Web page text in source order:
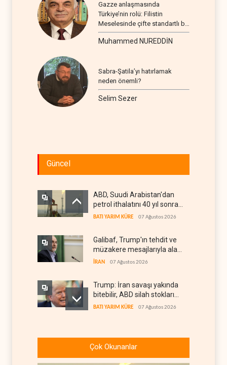
Gazze anlaşmasında
Türkiye’nin rolü: Filistin
Meselesinde çifte standartlı bir
seyir
Muhammed NUREDDİN
Sabra-Şatila’yı hatırlamak
neden önemli?
Selim Sezer
Güncel
ABD, Suudi Arabistan'dan
petrol ithalatını 40 yıl sonra
ilk kez durdurdu
BATI YARIM KÜRE 07 Ağustos 2026
Galibaf, Trump'ın tehdit ve
müzakere mesajlarıyla alay
etti
İRAN 07 Ağustos 2026
Trump: İran savaşı yakında
bitebilir, ABD silah stokları
zorlanıyor
BATI YARIM KÜRE 07 Ağustos 2026
krizi
Çok Okunanlar